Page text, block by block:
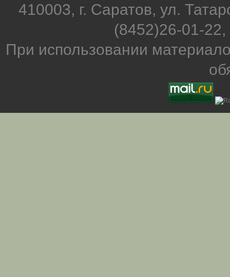
410003, г. Саратов, ул.
(8452)26-01-
При использовании